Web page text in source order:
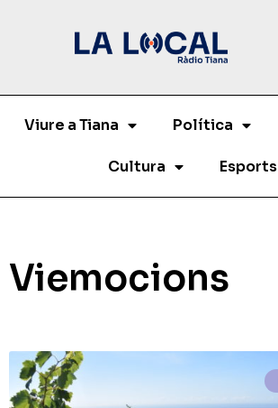
Viure a Tiana Política
Cultura Esports
Viemocions